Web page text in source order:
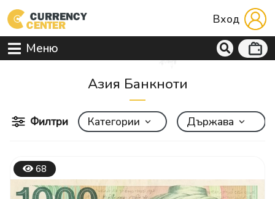
Вход
Меню
Aзия Банкноти
Филтри Категории Държава
68